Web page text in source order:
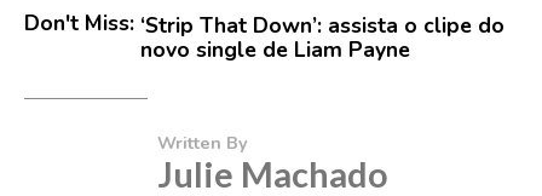
Don't Miss: ‘Strip That Down’: assista o clipe do
novo single de Liam Payne
Written By
Julie Machado